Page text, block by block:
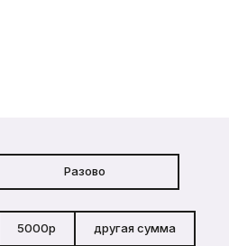
Разово
5000р другая сумма